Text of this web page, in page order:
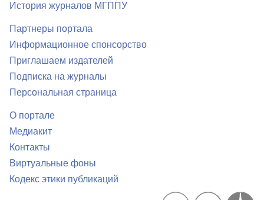
История журналов МГППУ
Партнеры портала
Информационное спонсорство
Приглашаем издателей
Подписка на журналы
Персональная страница
О портале
Медиакит
Контакты
Виртуальные фоны
Кодекс этики публикаций